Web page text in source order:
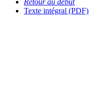
Retour au début
Texte intégral (PDF)